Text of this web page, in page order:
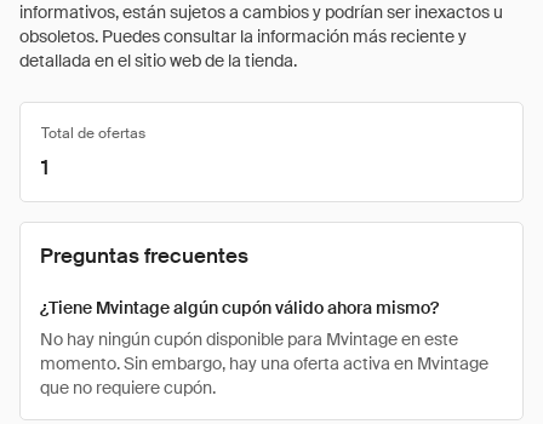
informativos, están sujetos a cambios y podrían ser inexactos u
obsoletos. Puedes consultar la información más reciente y
detallada en el sitio web de la tienda.
Total de ofertas
1
Preguntas frecuentes
¿Tiene Mvintage algún cupón válido ahora mismo?
No hay ningún cupón disponible para Mvintage en este
momento. Sin embargo, hay una oferta activa en Mvintage
que no requiere cupón.